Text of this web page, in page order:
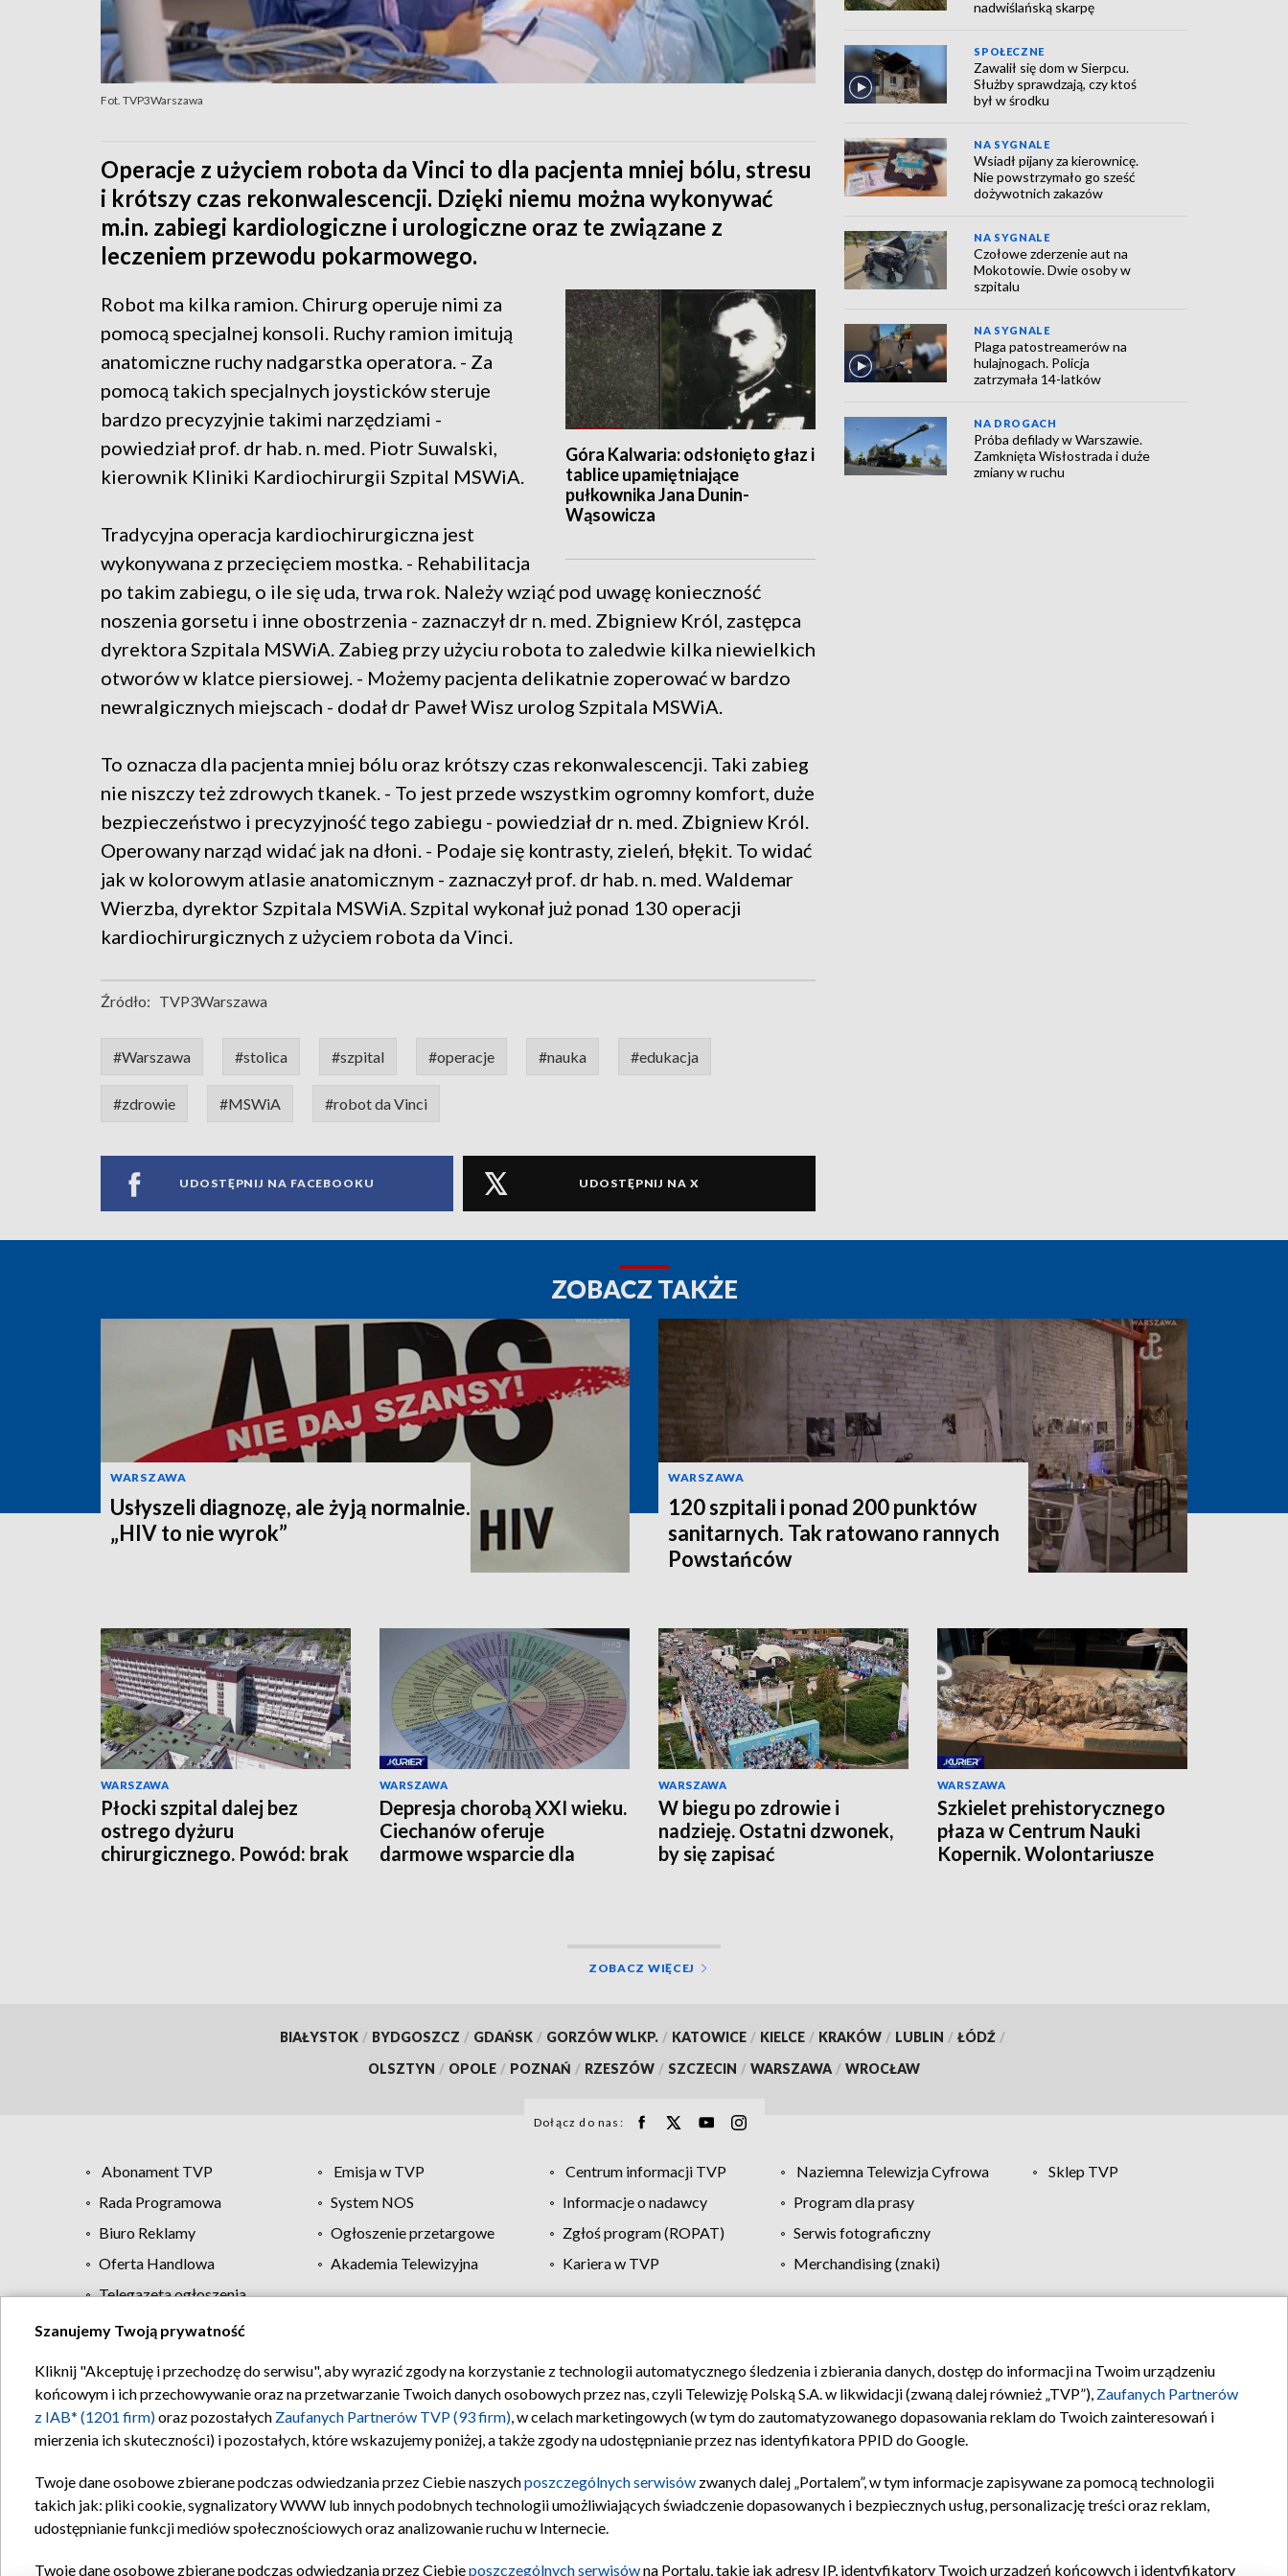
Fot. TVP3Warszawa
Operacje z użyciem robota da Vinci to dla pacjenta mniej bólu, stresu
i krótszy czas rekonwalescencji. Dzięki niemu można wykonywać
m.in. zabiegi kardiologiczne i urologiczne oraz te związane z
leczeniem przewodu pokarmowego.
Góra Kalwaria: odsłonięto głaz i
tablice upamiętniające
pułkownika Jana Dunin-
Wąsowicza
Robot ma kilka ramion. Chirurg operuje nimi za
pomocą specjalnej konsoli. Ruchy ramion imitują
anatomiczne ruchy nadgarstka operatora. - Za
pomocą takich specjalnych joysticków steruje
bardzo precyzyjnie takimi narzędziami -
powiedział prof. dr hab. n. med. Piotr Suwalski,
kierownik Kliniki Kardiochirurgii Szpital MSWiA.
Tradycyjna operacja kardiochirurgiczna jest
wykonywana z przecięciem mostka. - Rehabilitacja
po takim zabiegu, o ile się uda, trwa rok. Należy wziąć pod uwagę konieczność
noszenia gorsetu i inne obostrzenia - zaznaczył dr n. med. Zbigniew Król, zastępca
dyrektora Szpitala MSWiA. Zabieg przy użyciu robota to zaledwie kilka niewielkich
otworów w klatce piersiowej. - Możemy pacjenta delikatnie zoperować w bardzo
newralgicznych miejscach - dodał dr Paweł Wisz urolog Szpitala MSWiA.
To oznacza dla pacjenta mniej bólu oraz krótszy czas rekonwalescencji. Taki zabieg
nie niszczy też zdrowych tkanek. - To jest przede wszystkim ogromny komfort, duże
bezpieczeństwo i precyzyjność tego zabiegu - powiedział dr n. med. Zbigniew Król.
Operowany narząd widać jak na dłoni. - Podaje się kontrasty, zieleń, błękit. To widać
jak w kolorowym atlasie anatomicznym - zaznaczył prof. dr hab. n. med. Waldemar
Wierzba, dyrektor Szpitala MSWiA. Szpital wykonał już ponad 130 operacji
kardiochirurgicznych z użyciem robota da Vinci.
Źródło: TVP3Warszawa
#Warszawa #stolica #szpital #operacje #nauka #edukacja
#zdrowie #MSWiA #robot da Vinci
UDOSTĘPNIJ NA FACEBOOKU UDOSTĘPNIJ NA X
nadwiślańską skarpę
SPOŁECZNE
Zawalił się dom w Sierpcu.
Służby sprawdzają, czy ktoś
był w środku
NA SYGNALE
Wsiadł pijany za kierownicę.
Nie powstrzymało go sześć
dożywotnich zakazów
NA SYGNALE
Czołowe zderzenie aut na
Mokotowie. Dwie osoby w
szpitalu
NA SYGNALE
Plaga patostreamerów na
hulajnogach. Policja
zatrzymała 14-latków
NA DROGACH
Próba defilady w Warszawie.
Zamknięta Wisłostrada i duże
zmiany w ruchu
ZOBACZ TAKŻE
WARSZAWA
Usłyszeli diagnozę, ale żyją normalnie.
„HIV to nie wyrok”
WARSZAWA
120 szpitali i ponad 200 punktów
sanitarnych. Tak ratowano rannych
Powstańców
WARSZAWA
Płocki szpital dalej bez
ostrego dyżuru
chirurgicznego. Powód: brak
WARSZAWA
Depresja chorobą XXI wieku.
Ciechanów oferuje
darmowe wsparcie dla
WARSZAWA
W biegu po zdrowie i
nadzieję. Ostatni dzwonek,
by się zapisać
WARSZAWA
Szkielet prehistorycznego
płaza w Centrum Nauki
Kopernik. Wolontariusze
ZOBACZ WIĘCEJ
BIAŁYSTOK / BYDGOSZCZ / GDAŃSK / GORZÓW WLKP. / KATOWICE / KIELCE / KRAKÓW / LUBLIN / ŁÓDŹ /
OLSZTYN / OPOLE / POZNAŃ / RZESZÓW / SZCZECIN / WARSZAWA / WROCŁAW
Dołącz do nas:
Abonament TVP Emisja w TVP Centrum informacji TVP Naziemna Telewizja Cyfrowa
Sklep TVP
Rada Programowa
System NOS Informacje o nadawcy
Program dla prasy
Biuro Reklamy
Ogłoszenie przetargowe Zgłoś program (ROPAT)
Serwis fotograficzny
Oferta Handlowa
Akademia Telewizyjna Kariera w TVP
Merchandising (znaki)
Telegazeta ogłoszenia
Regulamin TVP Polityka prywatności Moje zgody Pomoc Biuro reklamy Kontakt
Szanujemy Twoją prywatność
Kliknij "Akceptuję i przechodzę do serwisu", aby wyrazić zgody na korzystanie z technologii automatycznego śledzenia i zbierania danych, dostęp do informacji na Twoim urządzeniu
końcowym i ich przechowywanie oraz na przetwarzanie Twoich danych osobowych przez nas, czyli Telewizję Polską S.A. w likwidacji (zwaną dalej również „TVP”), Zaufanych Partnerów
z IAB* (1201 firm)oraz pozostałych Zaufanych Partnerów TVP (93 firm), w celach marketingowych (w tym do zautomatyzowanego dopasowania reklam do Twoich zainteresowań i
mierzenia ich skuteczności) i pozostałych, które wskazujemy poniżej, a także zgody na udostępnianie przez nas identyfikatora PPID do Google.
Twoje dane osobowe zbierane podczas odwiedzania przez Ciebie naszychposzczególnych serwisów zwanych dalej „Portalem”, w tym informacje zapisywane za pomocą technologii
takich jak: pliki cookie, sygnalizatory WWW lub innych podobnych technologii umożliwiających świadczenie dopasowanych i bezpiecznych usług, personalizację treści oraz reklam,
udostępnianie funkcji mediów społecznościowych oraz analizowanie ruchu w Internecie.
Twoje dane osobowe zbierane podczas odwiedzania przez Ciebieposzczególnych serwisówna Portalu, takie jak adresy IP, identyfikatory Twoich urządzeń końcowych i identyfikatory